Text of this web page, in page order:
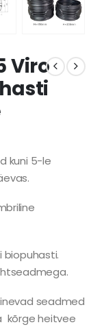
Viro
kuni 5-le
biopuhasti.
seadmed
kõrge heitvee